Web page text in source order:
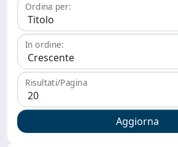
Ordina per:
In ordine:
Risultati/Pagina